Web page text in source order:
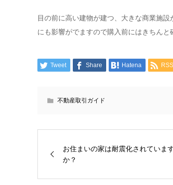
目の前に高い建物が建つ、大きな商業施
にも影響がでますので購入前にはきちんと
Tweet Share Hatena RSS
不動産取引ガイド
お住まいの家は耐震化されていま
か？